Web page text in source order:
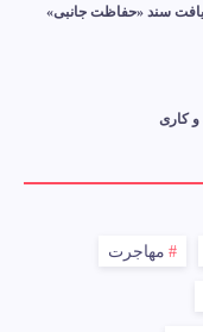
در فرانسه: در سال ۲۰۲۵ دریافت سند «حفاظت جانبی»
و کاری
مهاجرت